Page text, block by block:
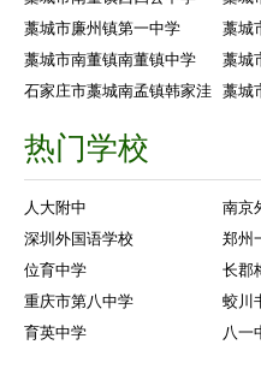
藁城市廉州镇第一中学
藁城
藁城市南董镇南董镇中学
藁城
石家庄市藁城南孟镇韩家洼 藁城
热门学校
人大附中 南京
深圳外国语学校
郑州
位育中学
长郡
重庆市第八中学
蛟川
育英中学
八一